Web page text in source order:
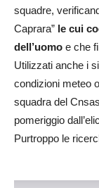
squadre,
Caprara” le cui
dell’uomo e che
Utilizzati anche i
condizioni meteo
squadra del
pomeriggio
Purtroppo le